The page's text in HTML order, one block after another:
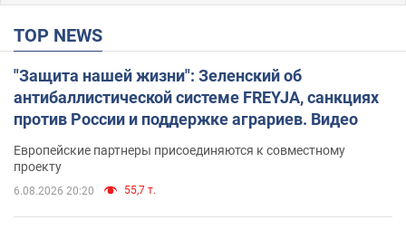
TOP NEWS
"Защита нашей жизни": Зеленский об
антибаллистической системе FREYJA, санкциях
против России и поддержке аграриев. Видео
Европейские партнеры присоединяются к совместному
проекту
6.08.2026 20:20 55,7 т.